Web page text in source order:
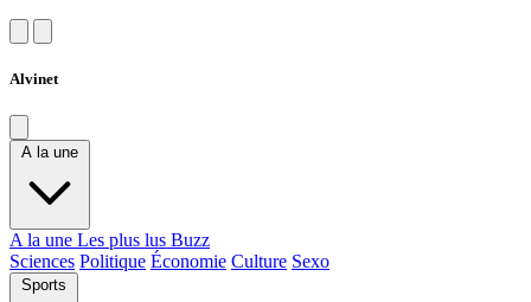
Alvinet
A la une
A la une Les plus lus Buzz
Sciences Politique Économie Culture Sexo
Sports